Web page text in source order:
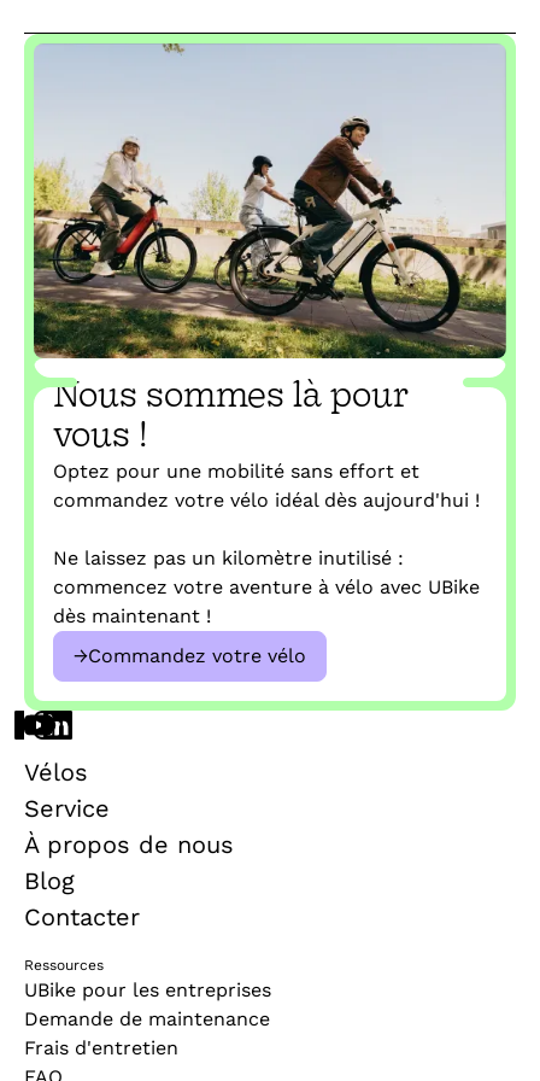
Nous sommes là pour
vous !
Optez pour une mobilité sans effort et
commandez votre vélo idéal dès aujourd'hui !
Ne laissez pas un kilomètre inutilisé :
commencez votre aventure à vélo avec UBike
dès maintenant !
→Commandez votre vélo
Vélos
Service
À propos de nous
Blog
Contacter
Ressources
UBike pour les entreprises
Demande de maintenance
Frais d'entretien
FAQ